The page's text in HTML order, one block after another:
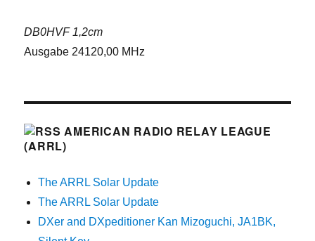
DB0HVF 1,2cm
Ausgabe 24120,00 MHz
AMERICAN RADIO RELAY LEAGUE
(ARRL)
The ARRL Solar Update
The ARRL Solar Update
DXer and DXpeditioner Kan Mizoguchi, JA1BK,